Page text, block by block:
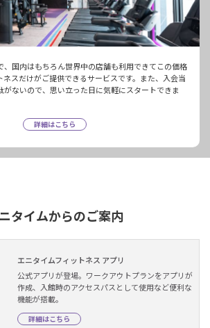
、国内はもちろん世界中の店舗も利用できてこの価格
ネスだけがご提供できるサービスです。また、入会当
がないので、思い立った日に気軽にスタートできま
詳細はこちら
タイムからのご案内
エニタイムフィットネス アプリ
公式アプリが登場。ワークアウトプランをアプリが
作成、入館時のアクセスパスとして使用など便利な
機能が搭載。
詳細はこちら